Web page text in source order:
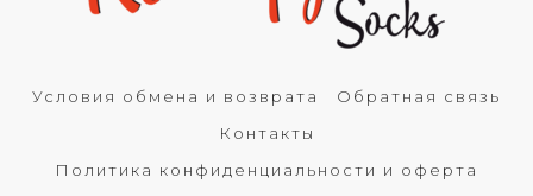
Условия обмена и возврата
Обратная связь
Контакты
Политика конфиденциальности и оферта